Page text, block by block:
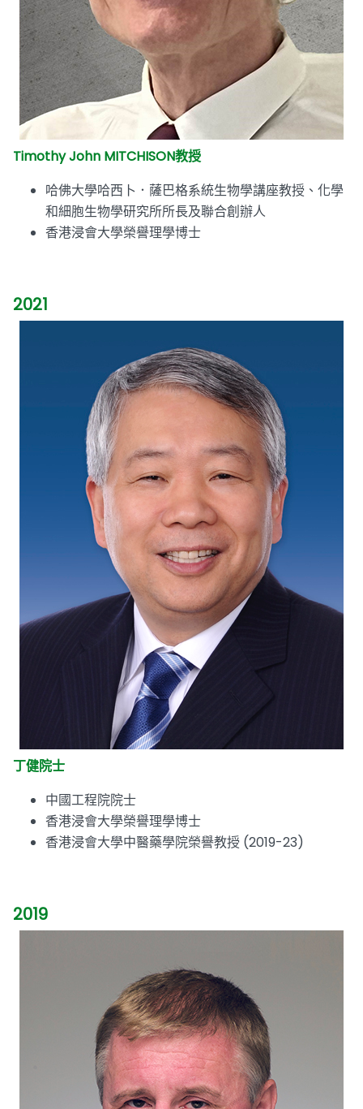
Timothy John MITCHISON教授
哈佛大學哈西卜．薩巴格系統生物學講座教授、化學
和細胞生物學研究所所長及聯合創辦人
香港浸會大學榮譽理學博士
2021
丁健院士
中國工程院院士
香港浸會大學榮譽理學博士
香港浸會大學中醫藥學院榮譽教授 (2019-23)
2019